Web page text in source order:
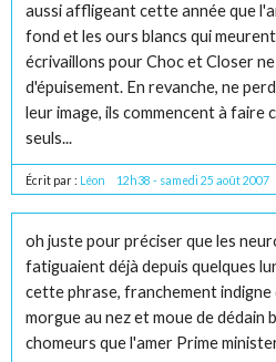
aussi affligeant cette année que
fond et les ours blancs qui
écrivaillons pour Choc et Closer
d'épuisement. En revanche, ne
leur image, ils commencent à faire
seuls...
Écrit par : Léon 12h38 - samedi 25 août 2007
oh juste pour préciser que les
fatiguaient déjà depuis quelques
cette phrase, franchement indigne
morgue au nez et moue de dédain
chomeurs que l'amer Prime